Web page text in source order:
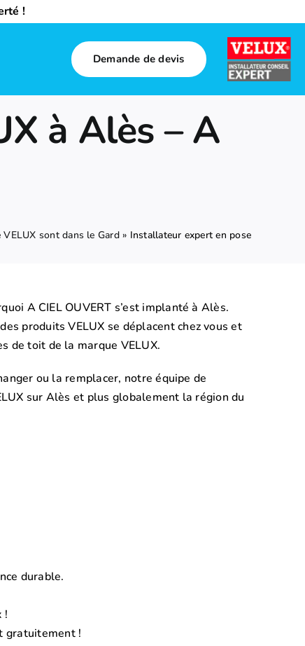
!
Demande de devis
à Alès – A
sont dans le Gard» Installateur expert en pose
A CIEL OUVERT s’est implanté à Alès.
produits VELUX se déplacent chez vous et
de toit de la marque VELUX.
ou la remplacer, notre équipe de
sur Alès et plus globalement la région du
durable.
!
gratuitement !